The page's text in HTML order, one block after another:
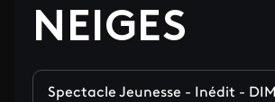
NEIGES
Spectacle Jeunesse - Inédit -